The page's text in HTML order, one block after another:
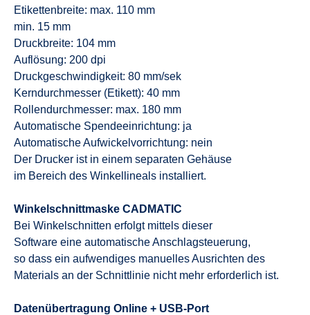
Etikettenbreite: max. 110 mm
min. 15 mm
Druckbreite: 104 mm
Auflösung: 200 dpi
Druckgeschwindigkeit: 80 mm/sek
Kerndurchmesser (Etikett): 40 mm
Rollendurchmesser: max. 180 mm
Automatische Spendeeinrichtung: ja
Automatische Aufwickelvorrichtung: nein
Der Drucker ist in einem separaten Gehäuse
im Bereich des Winkellineals installiert.
Winkelschnittmaske CADMATIC
Bei Winkelschnitten erfolgt mittels dieser
Software eine automatische Anschlagsteuerung,
so dass ein aufwendiges manuelles Ausrichten des
Materials an der Schnittlinie nicht mehr erforderlich ist.
Datenübertragung Online + USB-Port